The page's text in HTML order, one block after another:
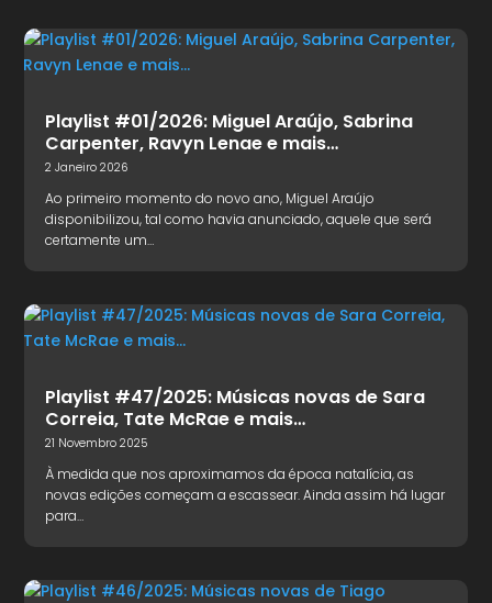
Playlist #01/2026: Miguel Araújo, Sabrina
Carpenter, Ravyn Lenae e mais…
2 Janeiro 2026
Ao primeiro momento do novo ano, Miguel Araújo
disponibilizou, tal como havia anunciado, aquele que será
certamente um…
Playlist #47/2025: Músicas novas de Sara
Correia, Tate McRae e mais…
21 Novembro 2025
À medida que nos aproximamos da época natalícia, as
novas edições começam a escassear. Ainda assim há lugar
para…